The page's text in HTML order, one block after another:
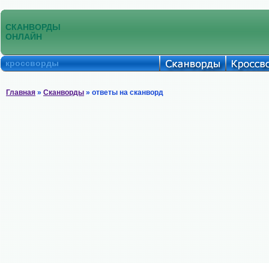
СКАНВОРДЫ
ОНЛАЙН
кроссворды
Главная » Сканворды » ответы на сканворд